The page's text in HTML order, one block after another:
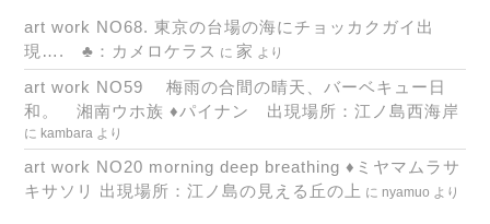
art work NO68. 東京の台場の海にチョッカクガイ出
現…. ♣：カメロケラス に 家 より
art work NO59 梅雨の合間の晴天、バーベキュー日
和。 湘南ウホ族 ♦パイナン 出現場所：江ノ島西海岸
に kambara より
art work NO20 morning deep breathing ♦ミヤマムラサ
キサソリ 出現場所：江ノ島の見える丘の上 に nyamuo より